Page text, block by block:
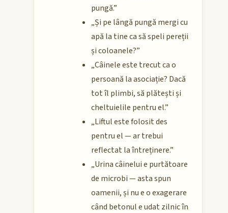
pungă.”
„Și pe lângă pungă mergi cu
apă la tine ca să speli pereții
și coloanele?”
„Câinele este trecut ca o
persoană la asociație? Dacă
tot îl plimbi, să plătești și
cheltuielile pentru el.”
„Liftul este folosit des
pentru el — ar trebui
reflectat la întreținere.”
„Urina câinelui e purtătoare
de microbi — asta spun
oamenii, și nu e o exagerare
când betonul e udat zilnic în